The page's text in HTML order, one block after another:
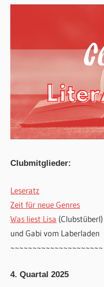
Clubmitglieder:
Leseratz
Zeit für neue Genres
Was liest Lisa (Clubstüberl)
und Gabi vom Laberladen
~~~~~~~~~~~~~~~~~~~~~
4. Quartal 2025